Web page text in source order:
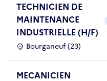
TECHNICIEN DE
MAINTENANCE
INDUSTRIELLE (H/F)
Bourganeuf (23)
MECANICIEN